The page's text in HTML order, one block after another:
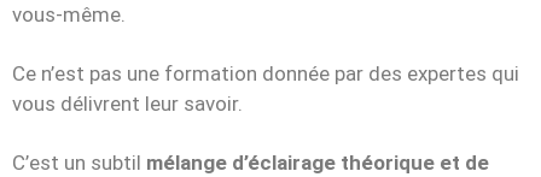
vous-même.
Ce n’est pas une formation donnée par des expertes qui
vous délivrent leur savoir.
C’est un subtil mélange d’éclairage théorique et de